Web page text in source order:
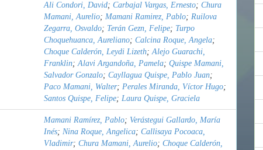
Ali Condori, David; Carbajal Vargas, Ernesto; Chura
Mamani, Aurelio; Mamani Ramirez, Pablo; Ruilova
Zegarra, Osvaldo; Terán Gezn, Felipe; Turpo
Choquehuanca, Aureliano; Calcina Roque, Angela;
Choque Calderón, Leydi Lizeth;Alejo Guarachi,
Franklin;Alavi Argandoña, Pamela; Quispe Mamani,
Salvador Gonzalo; Cayllagua Quispe, Pablo Juan;
Paco Mamani, Walter; Perales Miranda, Víctor Hugo;
Santos Quispe, Felipe; Laura Quispe, Graciela
Mamani Ramírez, Pablo; Verástegui Gallardo, María
Inés; Nina Roque, Angelica; Callisaya Pocoaca,
Vladimir; Chura Mamani, Aurelio; Choque Calderón,